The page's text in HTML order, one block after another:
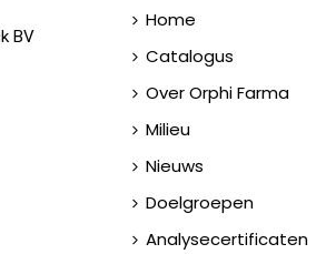
BV
Home
Catalogus
Over Orphi Farma
Milieu
Nieuws
Doelgroepen
Analysecertificaten